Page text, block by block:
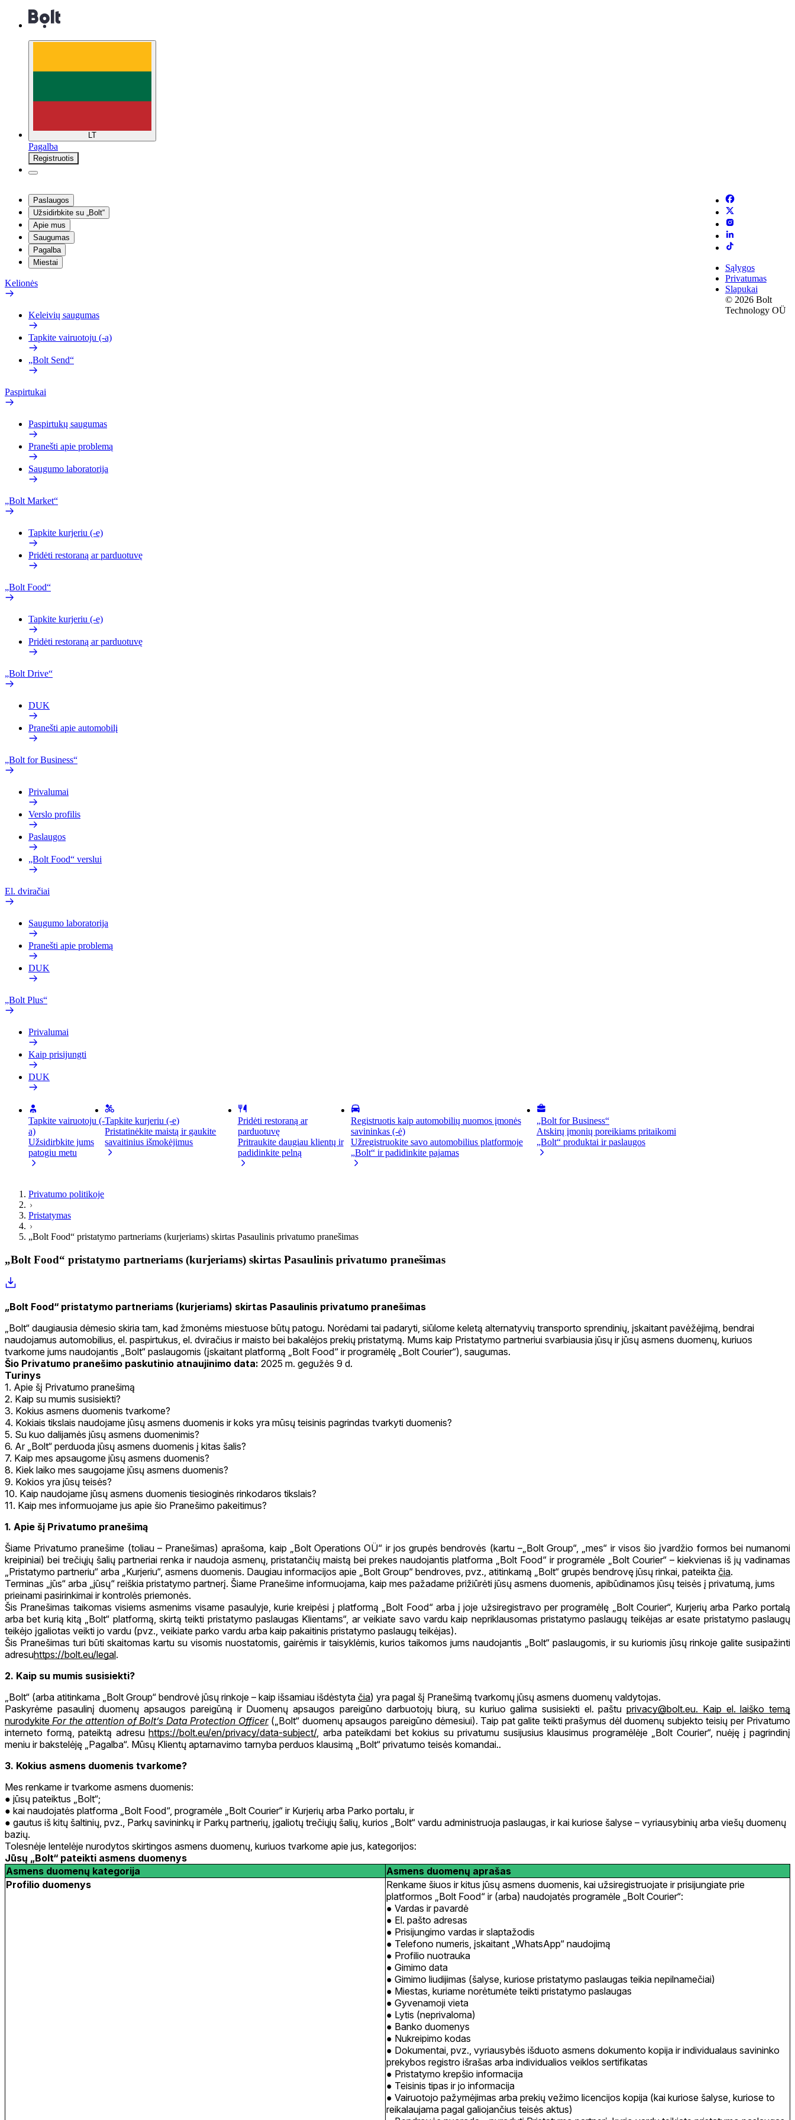
LT
Pagalba
Registruotis
Paslaugos
Užsidirbkite su „Bolt“
Apie mus
Saugumas
Pagalba
Miestai
Kelionės
Keleivių saugumas
Tapkite vairuotoju (-a)
„Bolt Send“
Paspirtukai
Paspirtukų saugumas
Pranešti apie problemą
Saugumo laboratorija
„Bolt Market“
Tapkite kurjeriu (-e)
Pridėti restoraną ar parduotuvę
„Bolt Food“
Tapkite kurjeriu (-e)
Pridėti restoraną ar parduotuvę
„Bolt Drive“
DUK
Pranešti apie automobilį
„Bolt for Business“
Privalumai
Verslo profilis
Paslaugos
„Bolt Food“ verslui
El. dviračiai
Saugumo laboratorija
Pranešti apie problemą
DUK
„Bolt Plus“
Privalumai
Kaip prisijungti
DUK
Tapkite vairuotoju (-
a)
Užsidirbkite jums
patogiu metu
Tapkite kurjeriu (-e)
Pristatinėkite maistą ir gaukite
savaitinius išmokėjimus
Pridėti restoraną ar
parduotuvę
Pritraukite daugiau klientų ir
padidinkite pelną
Registruotis kaip automobilių nuomos įmonės
savininkas (-ė)
Užregistruokite savo automobilius platformoje
„Bolt“ ir padidinkite pajamas
„Bolt for Business“
Atskirų įmonių poreikiams pritaikomi
„Bolt“ produktai ir paslaugos
Sąlygos
Privatumas
Slapukai
© 2026 Bolt
Technology OÜ
Privatumo politikoje
Pristatymas
„Bolt Food“ pristatymo partneriams (kurjeriams) skirtas Pasaulinis privatumo pranešimas
„Bolt Food“ pristatymo partneriams (kurjeriams) skirtas Pasaulinis privatumo pranešimas
„Bolt Food“ pristatymo partneriams (kurjeriams) skirtas Pasaulinis privatumo pranešimas
„Bolt“ daugiausia dėmesio skiria tam, kad žmonėms miestuose būtų patogu. Norėdami tai padaryti, siūlome keletą alternatyvių transporto sprendinių, įskaitant pavėžėjimą, bendrai
naudojamus automobilius, el. paspirtukus, el. dviračius ir maisto bei bakalėjos prekių pristatymą. Mums kaip Pristatymo partneriui svarbiausia jūsų ir jūsų asmens duomenų, kuriuos
tvarkome jums naudojantis „Bolt“ paslaugomis (įskaitant platformą „Bolt Food“ ir programėlę „Bolt Courier“), saugumas.
Šio Privatumo pranešimo paskutinio atnaujinimo data: 2025 m. gegužės 9 d.
Turinys
1. Apie šį Privatumo pranešimą
2. Kaip su mumis susisiekti?
3. Kokius asmens duomenis tvarkome?
4. Kokiais tikslais naudojame jūsų asmens duomenis ir koks yra mūsų teisinis pagrindas tvarkyti duomenis?
5. Su kuo dalijamės jūsų asmens duomenimis?
6. Ar „Bolt“ perduoda jūsų asmens duomenis į kitas šalis?
7. Kaip mes apsaugome jūsų asmens duomenis?
8. Kiek laiko mes saugojame jūsų asmens duomenis?
9. Kokios yra jūsų teisės?
10. Kaip naudojame jūsų asmens duomenis tiesioginės rinkodaros tikslais?
11. Kaip mes informuojame jus apie šio Pranešimo pakeitimus?
1. Apie šį Privatumo pranešimą
Šiame Privatumo pranešime (toliau – Pranešimas) aprašoma, kaip „Bolt Operations OÜ“ ir jos grupės bendrovės (kartu –„Bolt Group“, „mes“ ir visos šio įvardžio formos bei numanomi
kreipiniai) bei trečiųjų šalių partneriai renka ir naudoja asmenų, pristatančių maistą bei prekes naudojantis platforma „Bolt Food“ ir programėle „Bolt Courier“ – kiekvienas iš jų vadinamas
„Pristatymo partneriu“ arba „Kurjeriu“, asmens duomenis. Daugiau informacijos apie „Bolt Group“ bendroves, pvz., atitinkamą „Bolt“ grupės bendrovę jūsų rinkai, pateikta čia.
Terminas „jūs“ arba „jūsų“ reiškia pristatymo partnerį. Šiame Pranešime informuojama, kaip mes pažadame prižiūrėti jūsų asmens duomenis, apibūdinamos jūsų teisės į privatumą, jums
prieinami pasirinkimai ir kontrolės priemonės.
Šis Pranešimas taikomas visiems asmenims visame pasaulyje, kurie kreipėsi į platformą „Bolt Food“ arba į joje užsiregistravo per programėlę „Bolt Courier“, Kurjerių arba Parko portalą
arba bet kurią kitą „Bolt“ platformą, skirtą teikti pristatymo paslaugas Klientams“, ar veikiate savo vardu kaip nepriklausomas pristatymo paslaugų teikėjas ar esate pristatymo paslaugų
teikėjo įgaliotas veikti jo vardu (pvz., veikiate parko vardu arba kaip pakaitinis pristatymo paslaugų teikėjas).
Šis Pranešimas turi būti skaitomas kartu su visomis nuostatomis, gairėmis ir taisyklėmis, kurios taikomos jums naudojantis „Bolt“ paslaugomis, ir su kuriomis jūsų rinkoje galite susipažinti
adresuhttps://bolt.eu/legal.
2. Kaip su mumis susisiekti?
„Bolt“ (arba atitinkama „Bolt Group“ bendrovė jūsų rinkoje – kaip išsamiau išdėstyta čia) yra pagal šį Pranešimą tvarkomų jūsų asmens duomenų valdytojas.
Paskyrėme pasaulinį duomenų apsaugos pareigūną ir Duomenų apsaugos pareigūno darbuotojų biurą, su kuriuo galima susisiekti el. paštuprivacy@bolt.eu. Kaip el. laiško temą
nurodykiteFor the attention of Bolt’s Data Protection Officer(„Bolt“ duomenų apsaugos pareigūno dėmesiui). Taip pat galite teikti prašymus dėl duomenų subjekto teisių per Privatumo
interneto formą, pateiktą adresu https://bolt.eu/en/privacy/data-subject/, arba pateikdami bet kokius su privatumu susijusius klausimus programėlėje „Bolt Courier“, nuėję į pagrindinį
meniu ir bakstelėję „Pagalba“. Mūsų Klientų aptarnavimo tarnyba perduos klausimą „Bolt“ privatumo teisės komandai..
3. Kokius asmens duomenis tvarkome?
Mes renkame ir tvarkome asmens duomenis:
jūsų pateiktus „Bolt“;
kai naudojatės platforma „Bolt Food“, programėle „Bolt Courier“ ir Kurjerių arba Parko portalu, ir
gautus iš kitų šaltinių, pvz., Parkų savininkų ir Parkų partnerių, įgaliotų trečiųjų šalių, kurios „Bolt“ vardu administruoja paslaugas, ir kai kuriose šalyse – vyriausybinių arba viešų duomenų
bazių.
Tolesnėje lentelėje nurodytos skirtingos asmens duomenų, kuriuos tvarkome apie jus, kategorijos:
Jūsų „Bolt“ pateikti asmens duomenys
Asmens duomenų kategorija
Asmens duomenų aprašas
Profilio duomenys
Renkame šiuos ir kitus jūsų asmens duomenis, kai užsiregistruojate ir prisijungiate prie
platformos „Bolt Food“ ir (arba) naudojatės programėle „Bolt Courier“:
Vardas ir pavardė
El. pašto adresas
Prisijungimo vardas ir slaptažodis
Telefono numeris, įskaitant „WhatsApp“ naudojimą
Profilio nuotrauka
Gimimo data
Gimimo liudijimas (šalyse, kuriose pristatymo paslaugas teikia nepilnamečiai)
Miestas, kuriame norėtumėte teikti pristatymo paslaugas
Gyvenamoji vieta
Lytis (neprivaloma)
Banko duomenys
Nukreipimo kodas
Dokumentai, pvz., vyriausybės išduoto asmens dokumento kopija ir individualaus savininko
prekybos registro išrašas arba individualios veiklos sertifikatas
Pristatymo krepšio informacija
Teisinis tipas ir jo informacija
Vairuotojo pažymėjimas arba prekių vežimo licencijos kopija (kai kuriose šalyse, kuriose to
reikalaujama pagal galiojančius teisės aktus)